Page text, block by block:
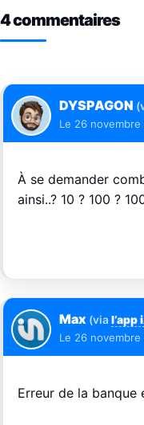
4 commentaires
DYSPAGON
Le 26 novembre
À se demander
ainsi..? 10 ? 100 ?
Max (via l’app
Le 26 novembre
Erreur de la banque